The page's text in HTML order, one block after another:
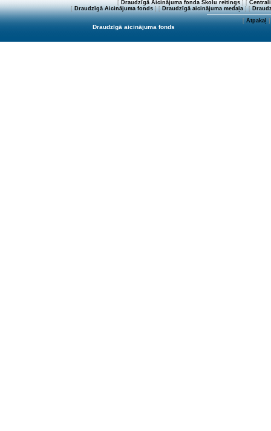
[ Draudzīgā Aicinājuma fonda Skolu reitings] [
[Draudzīgā Aicinājuma fonds] [Draudzīgā aicinājuma medaļa] [
[Atpakaļ]
Draudzīgā aicinājuma fonds